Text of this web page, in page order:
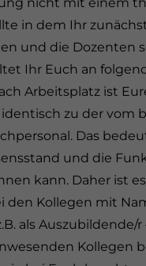
in dem Ihr
und die Dozenten
Ihr Euch an
Arbeitsplatz ist
zu der vom
Das
und die
kann. Daher ist
den Kollegen mit
als Auszubildende/r
Kollegen